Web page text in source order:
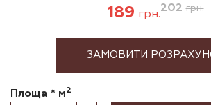
189 грн.202 грн.
ЗАМОВИТИ
Площа * м2